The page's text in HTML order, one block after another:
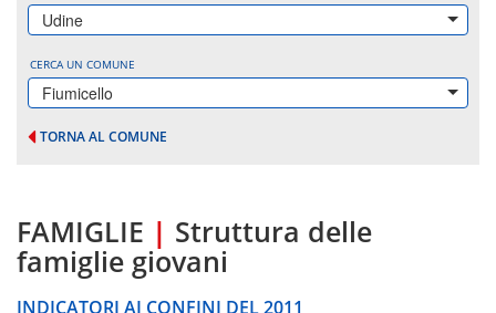
Udine
CERCA UN COMUNE
Fiumicello
TORNA AL COMUNE
FAMIGLIE | Struttura delle
famiglie giovani
INDICATORI AI CONFINI DEL 2011